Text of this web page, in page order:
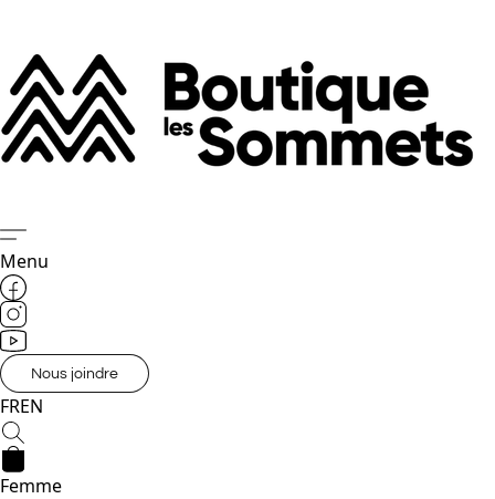
Menu
Nous joindre
FREN
Femme